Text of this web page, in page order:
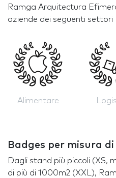
Ramga Arquitectura
aziende dei seguenti settori
Alimentare
Badges per misura
Dagli stand più piccoli (XS,
di più di 1000m2 (XXL),